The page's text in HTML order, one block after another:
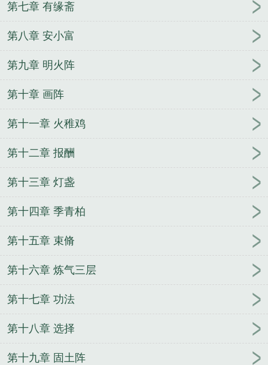
第七章 有缘斋
第八章 安小富
第九章 明火阵
第十章 画阵
第十一章 火稚鸡
第十二章 报酬
第十三章 灯盏
第十四章 季青柏
第十五章 束脩
第十六章 炼气三层
第十七章 功法
第十八章 选择
第十九章 固土阵